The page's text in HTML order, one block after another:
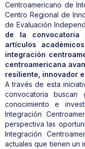
Centroamericano de
Centro Regional de
de Evaluación
de la convocatoria
artículos
integración
centroamericana
resiliente, innovador
A través de esta
convocatoria
conocimiento e
Integración
perspectiva las
Integración
actuales que tienen un